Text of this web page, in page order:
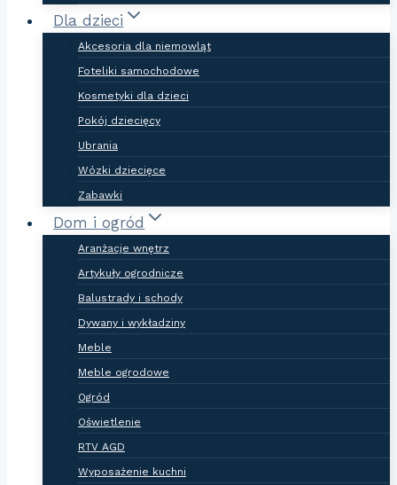
Dla dzieci
Akcesoria dla niemowląt
Foteliki samochodowe
Kosmetyki dla dzieci
Pokój dziecięcy
Ubrania
Wózki dziecięce
Zabawki
Dom i ogród
Aranżacje wnętrz
Artykuły ogrodnicze
Balustrady i schody
Dywany i wykładziny
Meble
Meble ogrodowe
Ogród
Oświetlenie
RTV AGD
Wyposażenie kuchni